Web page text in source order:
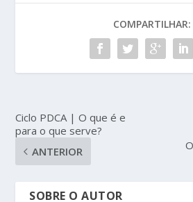
COMPARTILHAR:
Ciclo PDCA | O que é e
para o que serve?
ANTERIOR
SOBRE O AUTOR